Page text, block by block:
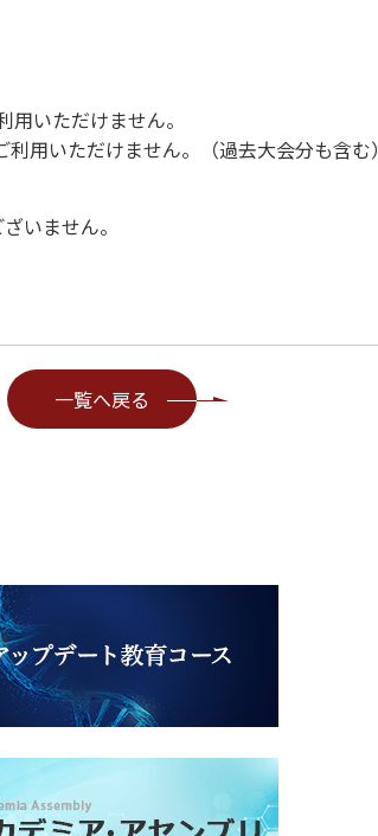
いただけません。
用いただけません。（過去大会分も含む）
いません。
一覧へ戻る